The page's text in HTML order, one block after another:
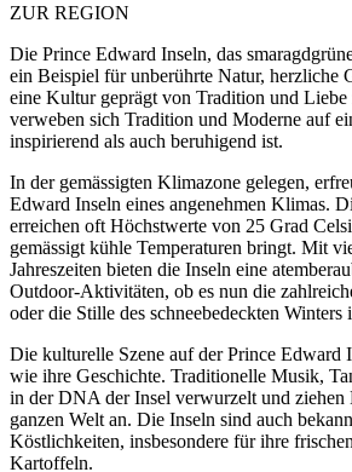
ZUR REGION
Die Prince Edward Inseln, das
ein Beispiel für unberührte Natur, herzliche
eine Kultur geprägt von Tradition und
verweben sich Tradition und Moderne auf
inspirierend als auch beruhigend ist.
In der gemässigten Klimazone gelegen,
Edward Inseln eines angenehmen Klimas.
erreichen oft Höchstwerte von 25 Grad
gemässigt kühle Temperaturen bringt. Mit
Jahreszeiten bieten die Inseln eine
Outdoor-Aktivitäten, ob es nun die
oder die Stille des schneebedeckten Winters
Die kulturelle Szene auf der Prince Edward
wie ihre Geschichte. Traditionelle Musik,
in der DNA der Insel verwurzelt und ziehen
ganzen Welt an. Die Inseln sind auch
Köstlichkeiten, insbesondere für ihre
Kartoffeln.